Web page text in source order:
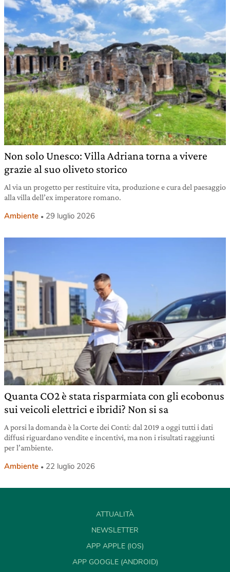
Non solo Unesco: Villa Adriana torna a vivere
grazie al suo oliveto storico
Al via un progetto per restituire vita, produzione e cura del paesaggio
alla villa dell’ex imperatore romano.
Ambiente 29 luglio 2026
Quanta CO2 è stata risparmiata con gli ecobonus
sui veicoli elettrici e ibridi? Non si sa
A porsi la domanda è la Corte dei Conti: dal 2019 a oggi tutti i dati
diffusi riguardano vendite e incentivi, ma non i risultati raggiunti
per l’ambiente.
Ambiente 22 luglio 2026
ATTUALITÀ
NEWSLETTER
APP APPLE (IOS)
APP GOOGLE (ANDROID)